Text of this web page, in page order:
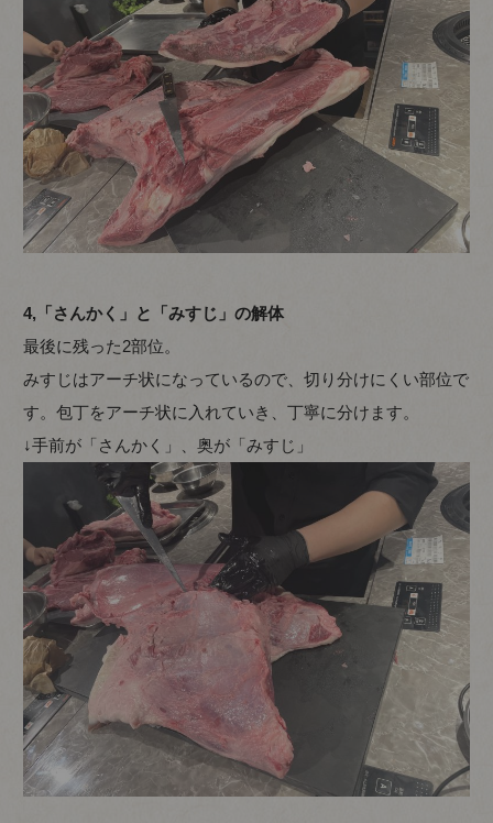
4,「さんかく」と「みすじ」の解体
最後に残った2部位。
みすじはアーチ状になっているので、切り分けにくい部位で
す。包丁をアーチ状に入れていき、丁寧に分けます。
↓手前が「さんかく」、奥が「みすじ」